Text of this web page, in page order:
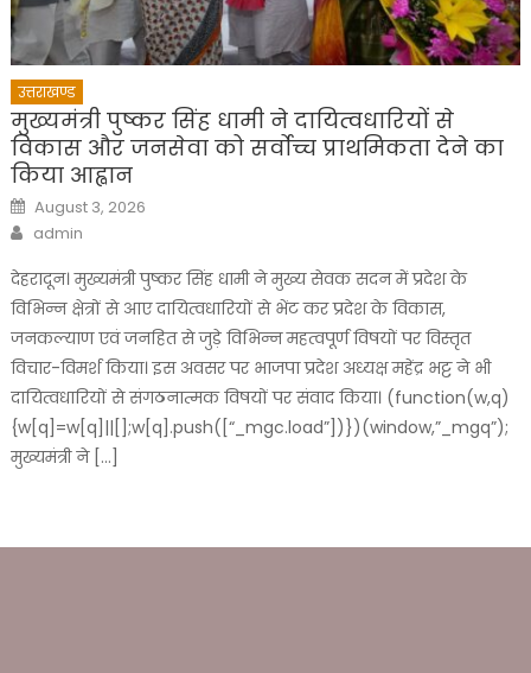
उत्तराखण्ड
मुख्यमंत्री पुष्कर सिंह धामी ने दायित्वधारियों से
विकास और जनसेवा को सर्वोच्च प्राथमिकता देने का
किया आह्वान
Posted
on
August 3, 2026
Author
admin
देहरादून। मुख्यमंत्री पुष्कर सिंह धामी ने मुख्य सेवक सदन में प्रदेश के
विभिन्न क्षेत्रों से आए दायित्वधारियों से भेंट कर प्रदेश के विकास,
जनकल्याण एवं जनहित से जुड़े विभिन्न महत्वपूर्ण विषयों पर विस्तृत
विचार-विमर्श किया। इस अवसर पर भाजपा प्रदेश अध्यक्ष महेंद्र भट्ट ने भी
दायित्वधारियों से संगठनात्मक विषयों पर संवाद किया। (function(w,q)
{w[q]=w[q]||[];w[q].push([“_mgc.load”])})(window,”_mgq”);
मुख्यमंत्री ने […]